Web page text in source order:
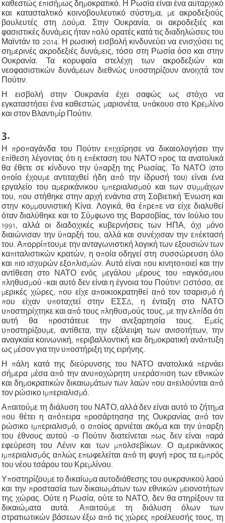
καθεστώς επισήμως δημοκρατικό. Η Ρωσία είναι ένα αυταρχικό
και κατασταλτικό κοινοβουλευτικό σύστημα, με ακροδεξιούς
βουλευτές στη Δούμα. Στην Ουκρανία, οι ακροδεξιές και
φασιστικές δυνάμεις ήταν πολύ ορατές κατά τις διαδηλώσεις του
Μαϊντάν το 2014. Η ρωσική εισβολή κινδυνεύει να ενισχύσει τις
σημερινές ακροδεξιές δυνάμεις, τόσο στη Ρωσία όσο και στην
Ουκρανία. Τα κορυφαία στελέχη των ακροδεξιών και
νεοφασιστικών δυνάμεων διεθνώς υποστηρίζουν ανοιχτά τον
Πούτιν.
Η εισβολή στην Ουκρανία έχει σαφώς ως στόχο να
εγκαταστήσει ένα καθεστώς μαριονέτα, υπάκουο στο Κρεμλίνο
και στον Βλαντιμίρ Πούτιν.
3.
Η προπαγάνδα του Πούτιν επιχείρησε να δικαιολογήσει την
επίθεση λέγοντας ότι η επέκταση του ΝΑΤΟ προς τα ανατολικά
θα έθετε σε κίνδυνο την ύπαρξη της Ρωσίας. Το ΝΑΤΟ (στο
οποίο έχουμε αντιταχθεί ήδη από την ίδρυσή του) είναι ένα
εργαλείο του αμερικάνικου ιμπεριαλισμού και των συμμάχων
του, που στήθηκε στην αρχή ενάντια στη Σοβιετική Ένωση και
στην κομμουνιστική Κίνα. Λογικά, θα έπρεπε να είχε διαλυθεί
όταν διαλύθηκε και το Σύμφωνο της Βαρσοβίας, τον Ιούλιο του
1991, αλλά οι διαδοχικές κυβερνήσεις των ΗΠΑ, όχι μόνο
διαιώνισαν την ύπαρξή του, αλλά και συνέχισαν την επέκτασή
του. Απορρίπτουμε την ανταγωνιστική λογική των εξουσιών των
καπιταλιστικών κρατών, η οποία οδηγεί στη συσσώρευση όλο
και πιο ισχυρών εξοπλισμών. Αυτό είναι που κινητοποιεί και την
αντίθεση στο ΝΑΤΟ ενός μεγάλου μέρους του παγκόσμιου
πληθυσμού -και αυτό δεν είναι η έγνοια του Πούτιν! Ωστόσο, σε
μερικές χώρες, που είχε αποικιοκρατηθεί από τον τσαρισμό ή
που είχαν υποταχτεί στην ΕΣΣΔ, η ένταξη στο ΝΑΤΟ
υποστηρίχτηκε και από τους πληθυσμούς τους, με την ελπίδα ότι
αυτή θα προστάτευε την ανεξαρτησία τους. Εμείς
υποστηρίζουμε, αντίθετα, την εξάλειψη των ανισοτήτων, την
αναγκαία κοινωνική, περιβαλλοντική και δημοκρατική ανάπτυξη
ως μέσον για την υποστήριξη της ειρήνης.
Η πάλη κατά της διεύρυνσης του ΝΑΤΟ ανατολικά περνάει
σήμερα μέσα από την ανυποχώρητη υπεράσπιση των εθνικών
και δημοκρατικών δικαιωμάτων των λαών που απειλούνται από
τον ρώσικο ιμπεριαλισμό.
Απαιτούμε τη διάλυση του ΝΑΤΟ, αλλά δεν είναι αυτό το ζήτημα
που θέτει η απόπειρα προσάρτησησ της Ουκρανίας από τον
ρώσικο ιμπεριαλισμό, ο οποίος αρνιέται ακόμα και την ύπαρξη
του έθνους αυτού -ο Πούτιν διατείνεται πως δεν είναι παρά
εφεύρεση του Λένιν και των μπολσεβίκων. Ο αμερικάνικος
ιμπεριαλισμός απλώς επωφελείται από τη φυγή προς τα εμπρός
του νέου τσάρου του Κρεμλίνου.
Υποστηρίζουμε το δικαίωμα αυτοδιάθεσης του ουκρανικού λαού
και την προστασία των δικαιωμάτων των εθνικών μειονοτήτων
της χώρας. Ούτε η Ρωσία, ούτε το ΝΑΤΟ, δεν θα στηρίξουν τα
δικαιώματα αυτά. Απαιτούμε τη διάλυση όλων των
στρατιωτικών βάσεων έξω από τις χώρες προέλευσής τους, τη